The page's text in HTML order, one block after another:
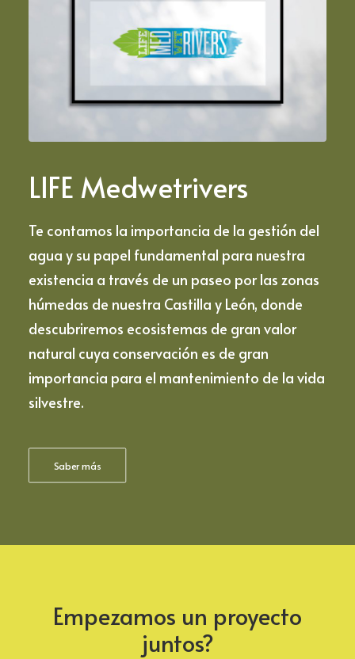
LIFE Medwetrivers
Te contamos la importancia de la gestión del
agua y su papel fundamental para nuestra
existencia a través de un paseo por las zonas
húmedas de nuestra Castilla y León, donde
descubriremos ecosistemas de gran valor
natural cuya conservación es de gran
importancia para el mantenimiento de la vida
silvestre.
Saber más
Empezamos un proyecto
juntos?